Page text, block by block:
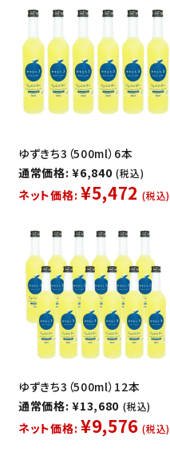
ゆずきち3（500ml）6本
通常価格: ¥6,840 (税込)
ネット価格: ¥5,472 (税込)
ゆずきち3（500ml）12本
通常価格: ¥13,680 (税込)
ネット価格: ¥9,576 (税込)